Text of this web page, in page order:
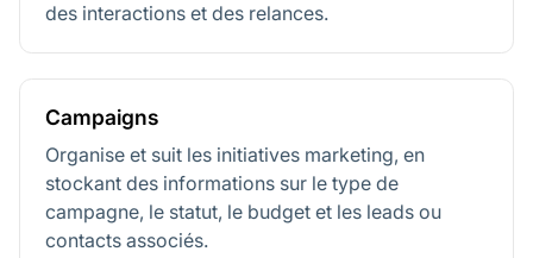
des interactions et des relances.
Campaigns
Organise et suit les initiatives marketing, en
stockant des informations sur le type de
campagne, le statut, le budget et les leads ou
contacts associés.